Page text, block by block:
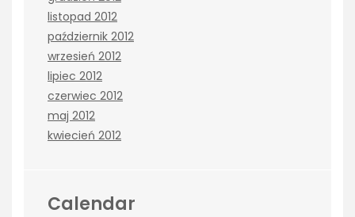
listopad 2012
październik 2012
wrzesień 2012
lipiec 2012
czerwiec 2012
maj 2012
kwiecień 2012
Calendar